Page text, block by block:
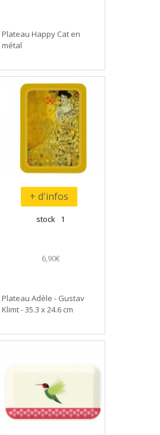
Plateau Happy Cat en
métal
+ d'infos
stock 1
6,90€
Plateau Adèle - Gustav
Klimt - 35.3 x 24.6 cm